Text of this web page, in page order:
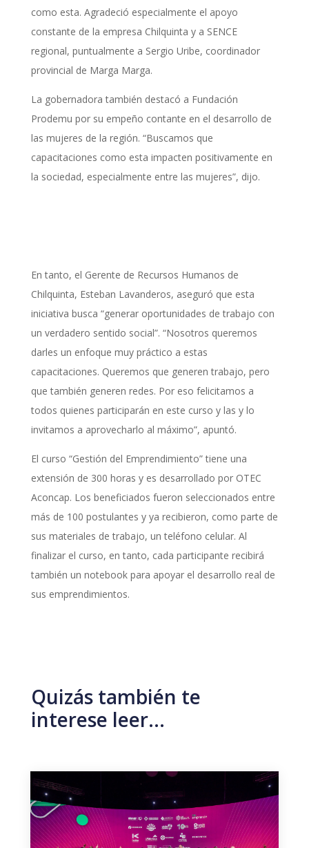
como esta. Agradeció especialmente el apoyo
constante de la empresa Chilquinta y a SENCE
regional, puntualmente a Sergio Uribe, coordinador
provincial de Marga Marga.
La gobernadora también destacó a Fundación
Prodemu por su empeño contante en el desarrollo de
las mujeres de la región. “Buscamos que
capacitaciones como esta impacten positivamente en
la sociedad, especialmente entre las mujeres”, dijo.
En tanto, el Gerente de Recursos Humanos de
Chilquinta, Esteban Lavanderos, aseguró que esta
iniciativa busca “generar oportunidades de trabajo con
un verdadero sentido social”. “Nosotros queremos
darles un enfoque muy práctico a estas
capacitaciones. Queremos que generen trabajo, pero
que también generen redes. Por eso felicitamos a
todos quienes participarán en este curso y las y lo
invitamos a aprovecharlo al máximo”, apuntó.
El curso “Gestión del Emprendimiento” tiene una
extensión de 300 horas y es desarrollado por OTEC
Aconcap. Los beneficiados fueron seleccionados entre
más de 100 postulantes y ya recibieron, como parte de
sus materiales de trabajo, un teléfono celular. Al
finalizar el curso, en tanto, cada participante recibirá
también un notebook para apoyar el desarrollo real de
sus emprendimientos.
Quizás también te
interese leer…